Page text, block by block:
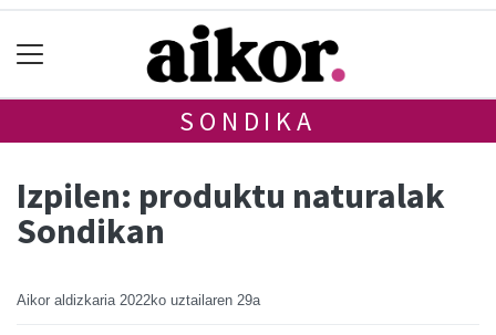
SONDIKA
Izpilen: produktu naturalak
Sondikan
Aikor aldizkaria 2022ko uztailaren 29a